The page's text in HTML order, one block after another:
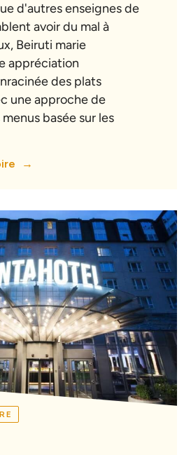
d'autres enseignes de
avoir du mal à
Beiruti marie
appréciation
des plats
une approche de
basée sur les